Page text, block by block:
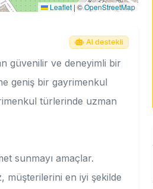
Leaflet | ©OpenStreetMap
AI destekli
güvenilir ve deneyimli bir
geniş bir gayrimenkul
türlerinde uzman
sunmayı amaçlar.
müşterilerini en iyi şekilde